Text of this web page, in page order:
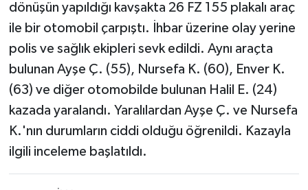
dönüşün yapıldığı kavşakta 26 FZ 155 plakalı araç
ile bir otomobil çarpıştı. İhbar üzerine olay yerine
polis ve sağlık ekipleri sevk edildi. Aynı araçta
bulunan Ayşe Ç. (55), Nursefa K. (60), Enver K.
(63) ve diğer otomobilde bulunan Halil E. (24)
kazada yaralandı. Yaralılardan Ayşe Ç. ve Nursefa
K.'nın durumların ciddi olduğu öğrenildi. Kazayla
ilgili inceleme başlatıldı.